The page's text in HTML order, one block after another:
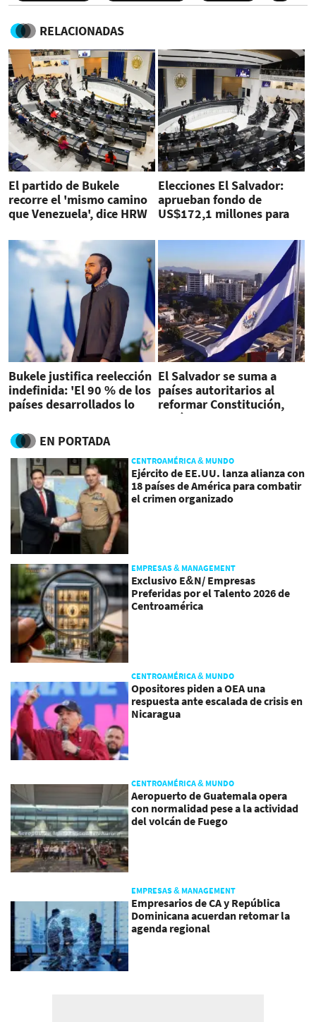
RELACIONADAS
El partido de Bukele
recorre el 'mismo camino
que Venezuela', dice HRW
Elecciones El Salvador:
aprueban fondo de
US$172,1 millones para
Bukele justifica reelección
indefinida: 'El 90 % de los
países desarrollados lo
El Salvador se suma a
países autoritarios al
reformar Constitución,
según Cristosal
EN PORTADA
CENTROAMÉRICA & MUNDO
Ejército de EE.UU. lanza alianza con
18 países de América para combatir
el crimen organizado
EMPRESAS & MANAGEMENT
Exclusivo E&N/ Empresas
Preferidas por el Talento 2026 de
Centroamérica
CENTROAMÉRICA & MUNDO
Opositores piden a OEA una
respuesta ante escalada de crisis en
Nicaragua
CENTROAMÉRICA & MUNDO
Aeropuerto de Guatemala opera
con normalidad pese a la actividad
del volcán de Fuego
EMPRESAS & MANAGEMENT
Empresarios de CA y República
Dominicana acuerdan retomar la
agenda regional